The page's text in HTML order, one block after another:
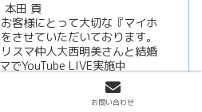
本田 貢
客様にとって大切な『マイホ
させていただいております。
スマ仲人大西明美さんと結婚
でYouTube LIVE実施中
お問い合わせ